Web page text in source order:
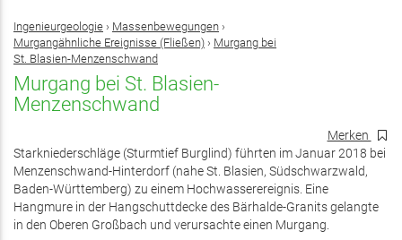
Ingenieurgeologie › Massenbewegungen ›
Murgangähnliche Ereignisse (Fließen) › Murgang bei
St. Blasien-Menzenschwand
Murgang bei St. Blasien-
Menzenschwand
Merken
Starkniederschläge (Sturmtief Burglind) führten im Januar 2018 bei
Menzenschwand-Hinterdorf (nahe St. Blasien, Südschwarzwald,
Baden-Württemberg) zu einem Hochwasserereignis. Eine
Hangmure in der Hangschuttdecke des Bärhalde-Granits gelangte
in den Oberen Großbach und verursachte einen Murgang.